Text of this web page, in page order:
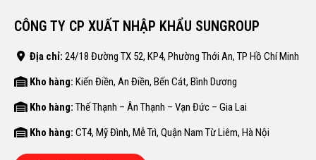
CÔNG TY CP XUẤT NHẬP KHẨU SUNGROUP
Địa chỉ: 24/18 Đường TX 52, KP4, Phường Thới An, TP Hồ Chí Minh
Kho hàng: Kiến Điền, An Điền, Bến Cát, Bình Dương
Kho hàng: Thế Thạnh – Ân Thạnh – Vạn Đức – Gia Lai
Kho hàng: CT4, Mỹ Đình, Mễ Trì, Quận Nam Từ Liêm, Hà Nội